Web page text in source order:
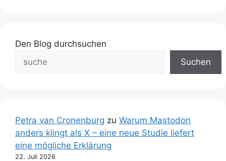
Den Blog durchsuchen
Suchen
Petra van Cronenburg zu Warum Mastodon
anders klingt als X – eine neue Studie liefert
eine mögliche Erklärung
22. Juli 2026